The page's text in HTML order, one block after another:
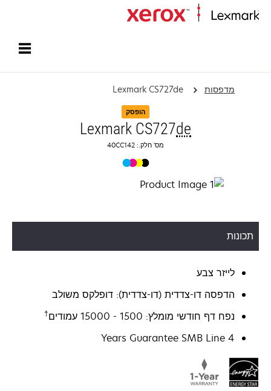
מדפסות Lexmark CS727de
הופסק
Lexmark CS727de
מס' חלק.: 40CC142
תכונות
לייזר צבע
הדפסה דו-צדדית (דו-צדדית): דופלקס משולב
נפח דף חודשי מומלץ: 1500 - 15000 עמודים
†
4 Years Guarantee SMB Line